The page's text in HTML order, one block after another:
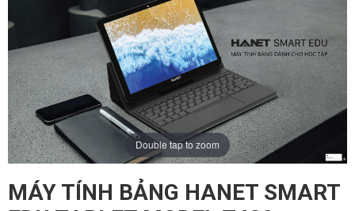
Double tap to zoom
MÁY TÍNH BẢNG HANET SMART